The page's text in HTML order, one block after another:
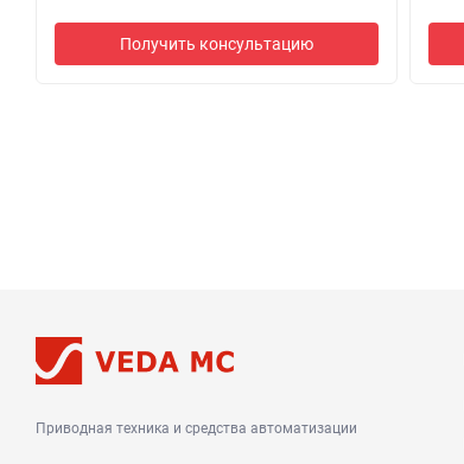
Получить консультацию
Приводная техника и средства автоматизации